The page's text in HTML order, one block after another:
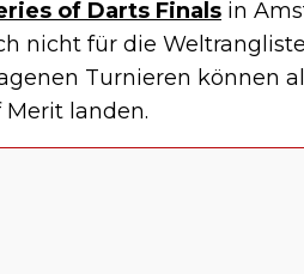
of Darts Finals in
nicht für die
Turnieren können
Merit landen.